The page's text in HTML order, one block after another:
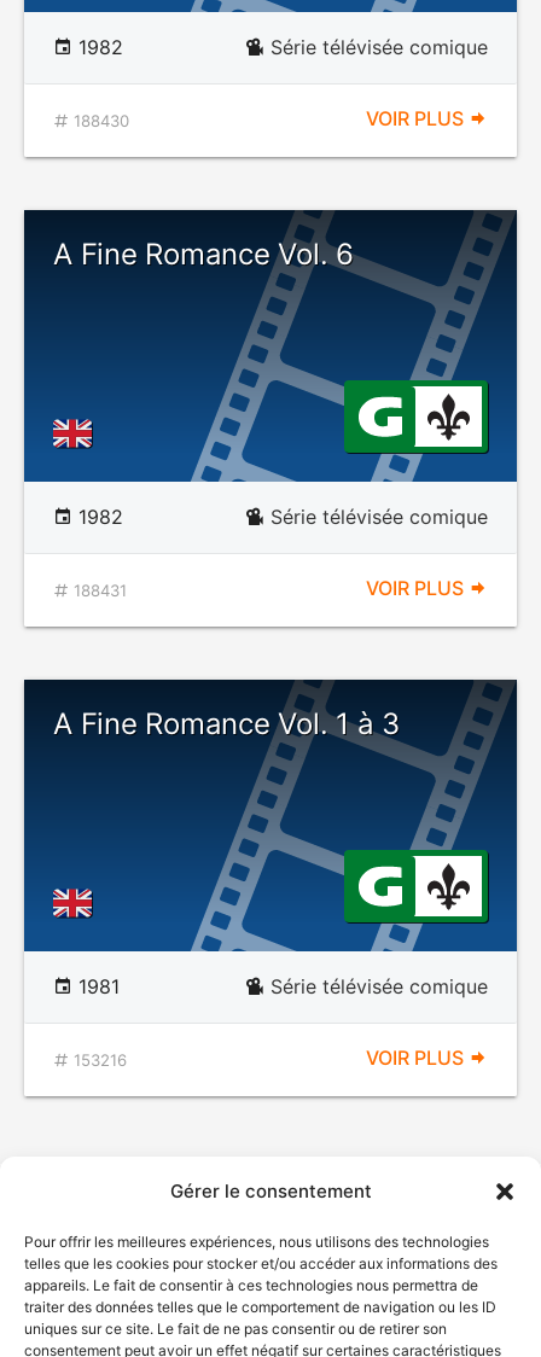
Gérer le consentement
Pour offrir les meilleures expériences, nous utilisons des technologies
telles que les cookies pour stocker et/ou accéder aux informations des
appareils. Le fait de consentir à ces technologies nous permettra de
traiter des données telles que le comportement de navigation ou les ID
uniques sur ce site. Le fait de ne pas consentir ou de retirer son
consentement peut avoir un effet négatif sur certaines caractéristiques
1982 Série télévisée comique
188430 VOIR PLUS
A Fine Romance Vol. 6
1982 Série télévisée comique
188431 VOIR PLUS
A Fine Romance Vol. 1 à 3
1981 Série télévisée comique
153216 VOIR PLUS
© Gouvernement du Québec, 2026